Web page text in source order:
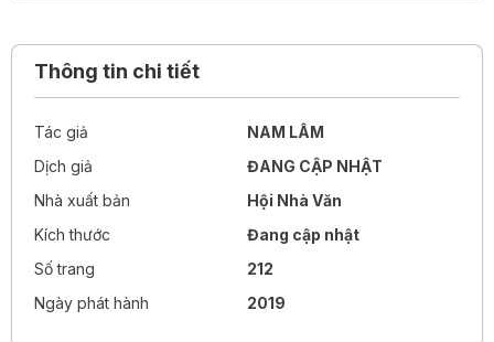
Thông tin chi tiết
Tác giả
NAM LÂM
Dịch giả
ĐANG CẬP NHẬT
Nhà xuất bản
Hội Nhà Văn
Kích thước
Đang cập nhật
Số trang
212
Ngày phát hành
2019